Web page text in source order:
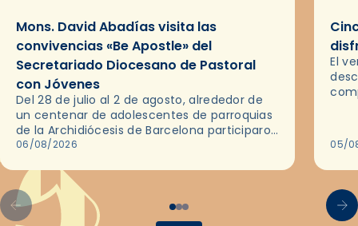
Mons. David Abadías visita las
convivencias «Be Apostle» del
Secretariado Diocesano de Pastoral
con Jóvenes
Del 28 de julio al 2 de agosto, alrededor de
un centenar de adolescentes de parroquias
de la Archidiócesis de Barcelona participaron
en las convivencias Be Apostle, organizadas
06/08/2026
El
05/